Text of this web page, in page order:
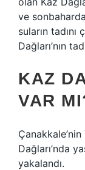
ve
suların tadını
Dağları’nın
KAZ
VAR
Dağları’nda
yakalandı.